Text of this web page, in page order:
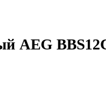
AEG